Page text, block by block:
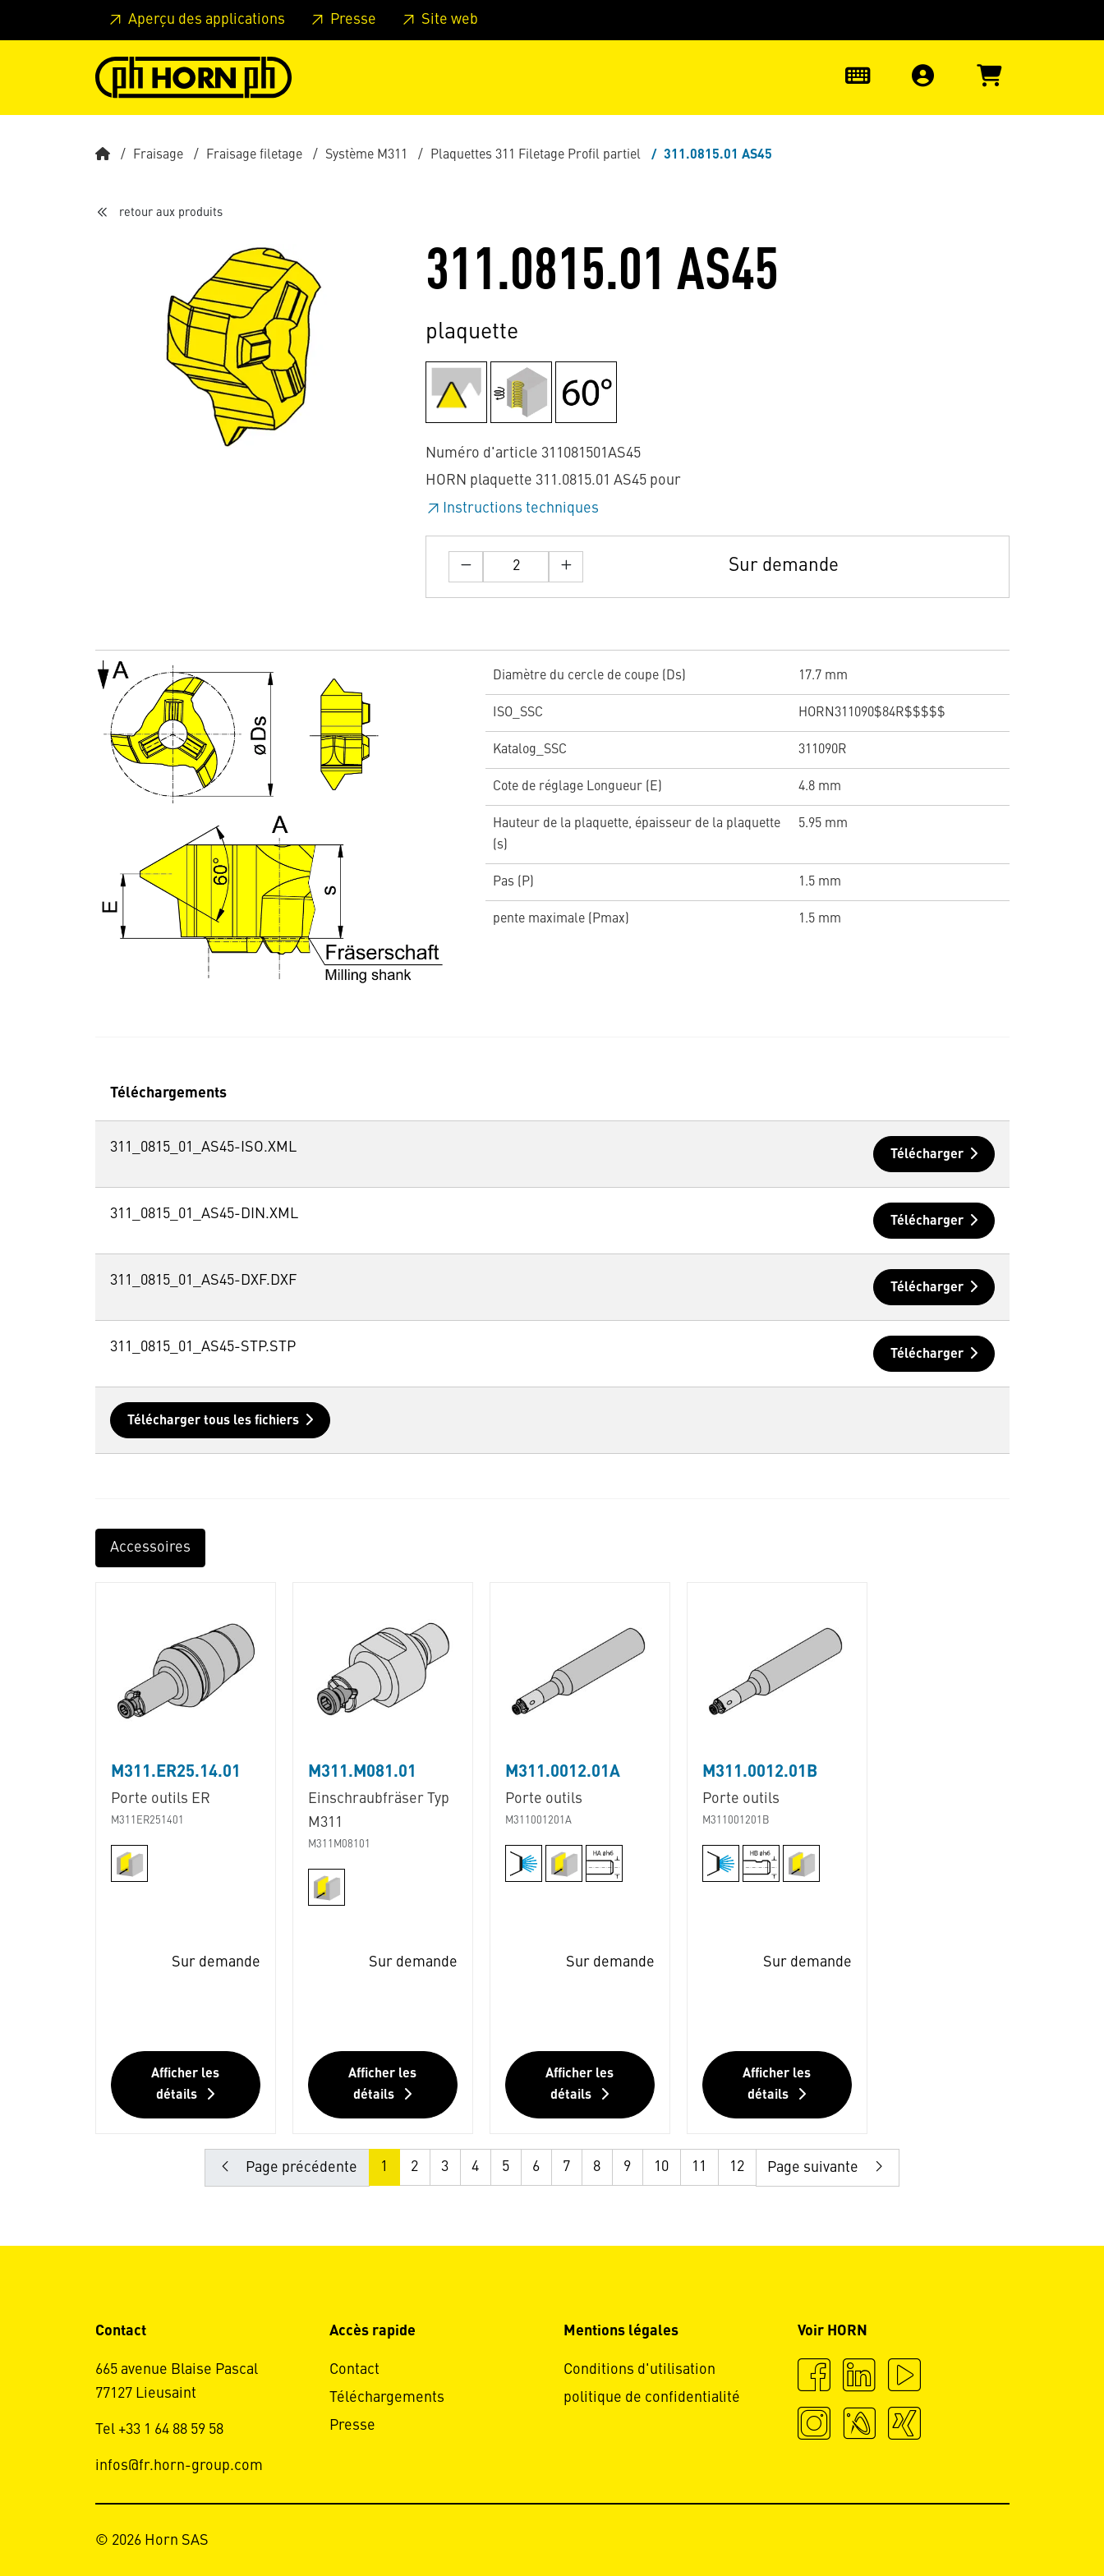
Skip to main content Passer à l'en-tête de la page Passer au pied de page
Aperçu des applications Presse Site web
Fraisage Fraisage filetage Système M311 Plaquettes 311 Filetage Profil partiel 311.0815.01 AS45
retour aux produits
311.0815.01 AS45
plaquette
Numéro d'article 311081501AS45
HORN plaquette 311.0815.01 AS45 pour
Instructions techniques
Sur demande
Diamètre du cercle de coupe (Ds) 17.7 mm
ISO_SSC HORN311090$84R$$$$$
Katalog_SSC 311090R
Cote de réglage Longueur (E) 4.8 mm
Hauteur de la plaquette, épaisseur de la plaquette
(s)
5.95 mm
Pas (P) 1.5 mm
pente maximale (Pmax) 1.5 mm
Téléchargements
311_0815_01_AS45-ISO.XML Télécharger
311_0815_01_AS45-DIN.XML Télécharger
311_0815_01_AS45-DXF.DXF Télécharger
311_0815_01_AS45-STP.STP Télécharger
Télécharger tous les fichiers
Accessoires
M311.ER25.14.01
Porte outils ER
M311ER251401
Sur demande
Afficher les
détails
M311.M081.01
Einschraubfräser Typ
M311
M311M08101
Sur demande
Afficher les
détails
M311.0012.01A
Porte outils
M311001201A
Sur demande
Afficher les
détails
M311.0012.01B
Porte outils
M311001201B
Sur demande
Afficher les
détails
Page précédente 1 2 3 4 5 6 7 8 9 10 11 12 Page suivante
Contact
665 avenue Blaise Pascal
77127 Lieusaint
Tel +33 1 64 88 59 58
infos@fr.horn-group.com
Accès rapide
Contact
Téléchargements
Presse
Mentions légales
Conditions d'utilisation
politique de confidentialité
Voir HORN
© 2026 Horn SAS